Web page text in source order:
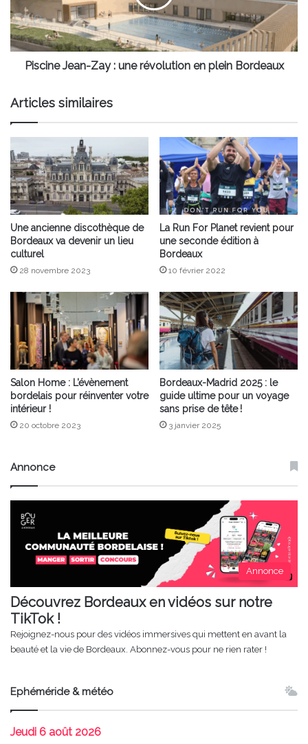
révolution
en
plein
Bordeaux
Piscine Jean-Zay : une révolution en plein Bordeaux
Articles similaires
Une ancienne discothèque de
Bordeaux va devenir un lieu
culturel
28 novembre 2023
La Run For Planet revient pour
une seconde édition à
Bordeaux
10 février 2022
Salon Home : L’évènement
bordelais pour réinventer votre
intérieur !
20 octobre 2023
Bordeaux-Madrid 2025 : le
guide ultime pour un voyage
sans prise de tête !
3 janvier 2025
Annonce
Annonce
Découvrez Bordeaux en vidéos sur notre
TikTok !
Rejoignez-nous pour des vidéos immersives qui mettent en avant la
beauté et la vie de Bordeaux. Abonnez-vous pour ne rien rater !
Ephéméride & météo
Jeudi 6 août 2026